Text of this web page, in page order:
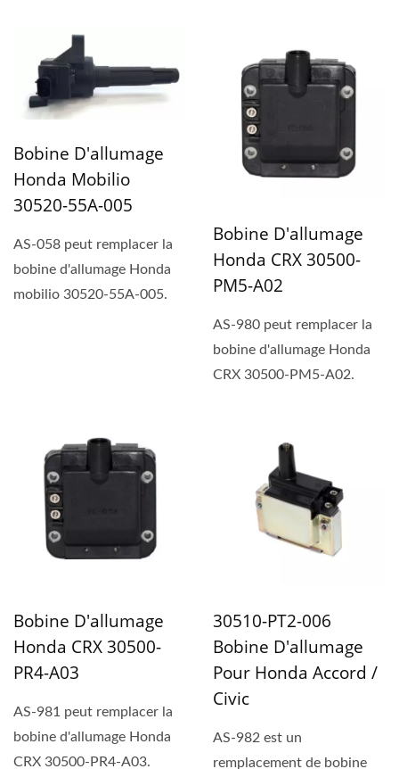
Bobine D'allumage
Honda Mobilio
30520-55A-005
AS-058 peut remplacer la
bobine d'allumage Honda
mobilio 30520-55A-005.
Bobine D'allumage
Honda CRX 30500-
PM5-A02
AS-980 peut remplacer la
bobine d'allumage Honda
CRX 30500-PM5-A02.
Bobine D'allumage
Honda CRX 30500-
PR4-A03
AS-981 peut remplacer la
bobine d'allumage Honda
CRX 30500-PR4-A03.
30510-PT2-006
Bobine D'allumage
Pour Honda Accord /
Civic
AS-982 est un
remplacement de bobine